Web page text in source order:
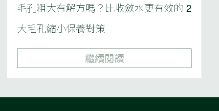
毛孔粗大有解方嗎？比收斂水更有效的 2
大毛孔縮小保養對策
繼續閱讀